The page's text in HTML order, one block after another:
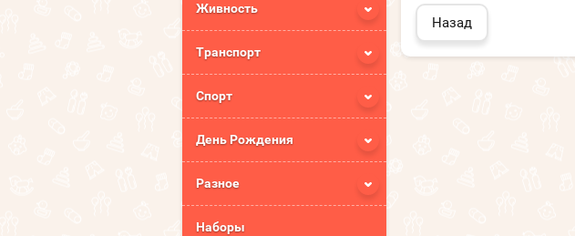
Живность
Транспорт
Спорт
День Рождения
Разное
Наборы
Назад